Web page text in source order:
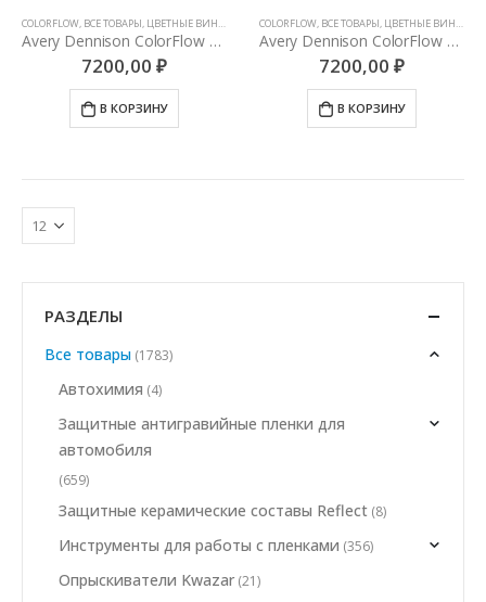
COLORFLOW, ВСЕ ТОВАРЫ, ЦВЕТНЫЕ ВИНИЛОВЫЕ ПЛЕНКИ
Avery Dennison ColorFlow Urban Jungle Gloss (Silver/Green)
7200,00 ₽
В КОРЗИНУ
COLORFLOW, ВСЕ ТОВАРЫ, ЦВЕТНЫЕ ВИНИЛОВЫЕ ПЛЕНКИ
Avery Dennison ColorFlow Fresh Spring Gloss (Gold/Silver)
7200,00 ₽
В КОРЗИНУ
РАЗДЕЛЫ
Все товары (1783)
Автохимия (4)
Защитные антигравийные пленки для
автомобиля
(659)
Защитные керамические составы Reflect (8)
Инструменты для работы с пленками (356)
Опрыскиватели Kwazar (21)